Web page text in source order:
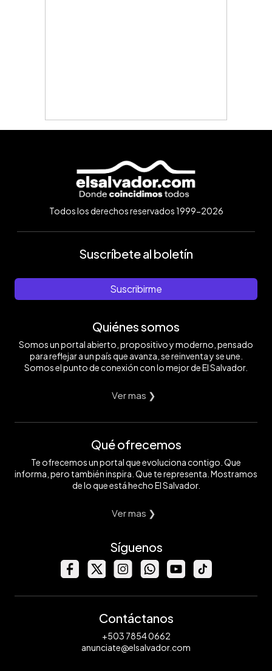
Todos los derechos reservados 1999-2026
Suscríbete al boletín
Suscribirme
Quiénes somos
Somos un portal abierto, propositivo y moderno, pensado
para reflejar a un país que avanza, se reinventa y se une.
Somos el punto de conexión con lo mejor de El Salvador.
Ver mas ❯
Qué ofrecemos
Te ofrecemos un portal que evoluciona contigo. Que
informa, pero también inspira. Que te representa. Mostramos
de lo que está hecho El Salvador.
Ver mas ❯
Síguenos
Contáctanos
+503 7854 0662
anunciate@elsalvador.com